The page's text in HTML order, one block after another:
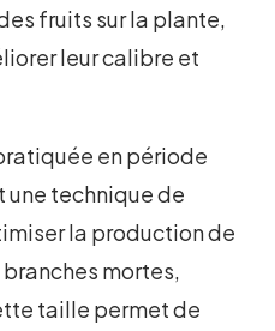
fruits sur la plante,
leur calibre et
en période
technique de
la production de
mortes,
taille permet de